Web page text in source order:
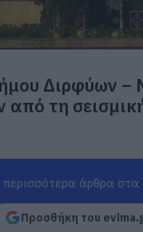
Διρφύων –
τη
άρθρα
Προσθήκη του